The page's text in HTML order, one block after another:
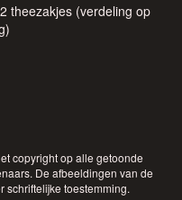
theezakjes (verdeling op
copyright op alle getoonde
De afbeeldingen van de
schriftelijke toestemming.